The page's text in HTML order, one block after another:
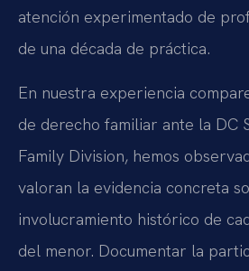
atención experimentado de
de una década de práctica.
En nuestra experiencia
de derecho familiar ante la
Family Division, hemos
valoran la evidencia concreta
involucramiento histórico de
del menor. Documentar la